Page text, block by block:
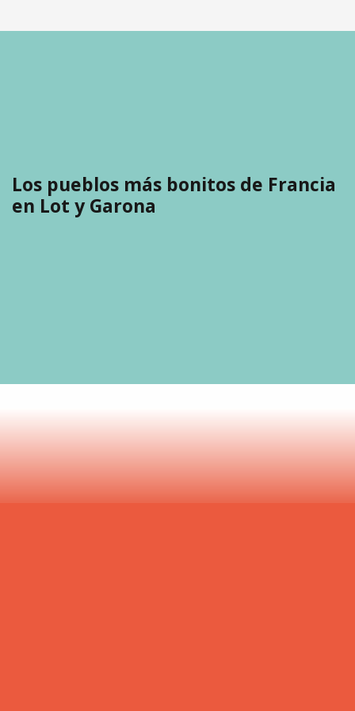
Los pueblos más bonitos de Francia
en Lot y Garona